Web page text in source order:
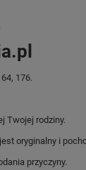
176.
Twojej rodziny.
oryginalny i
przyczyny.